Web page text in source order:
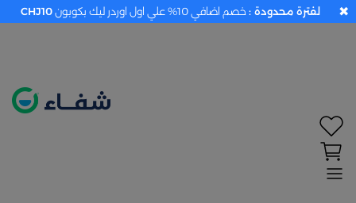
لفترة محدودة : خصم اضافي 10% علي اول اوردر ليك بكوبون CHJ10 ✖